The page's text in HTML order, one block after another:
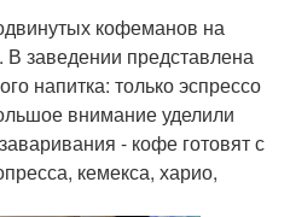
кофеманов на
заведении представлена
напитка: только эспрессо
внимание уделили
- кофе готовят с
кемекса, харио,